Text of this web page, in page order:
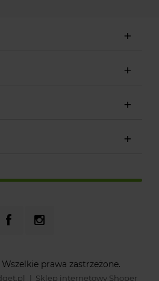
prawa zastrzeżone.
Sklep internetowy Shoper